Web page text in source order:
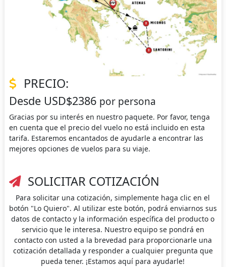
PRECIO:
Desde USD$2386 por persona
Gracias por su interés en nuestro paquete. Por favor, tenga
en cuenta que el precio del vuelo no está incluido en esta
tarifa. Estaremos encantados de ayudarle a encontrar las
mejores opciones de vuelos para su viaje.
SOLICITAR COTIZACIÓN
Para solicitar una cotización, simplemente haga clic en el
botón "Lo Quiero". Al utilizar este botón, podrá enviarnos sus
datos de contacto y la información específica del producto o
servicio que le interesa. Nuestro equipo se pondrá en
contacto con usted a la brevedad para proporcionarle una
cotización detallada y responder a cualquier pregunta que
pueda tener. ¡Estamos aquí para ayudarle!